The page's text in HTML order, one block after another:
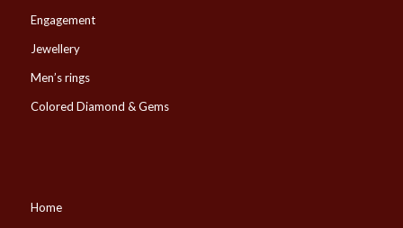
Engagement
Jewellery
Men’s rings
Colored Diamond & Gems
Home